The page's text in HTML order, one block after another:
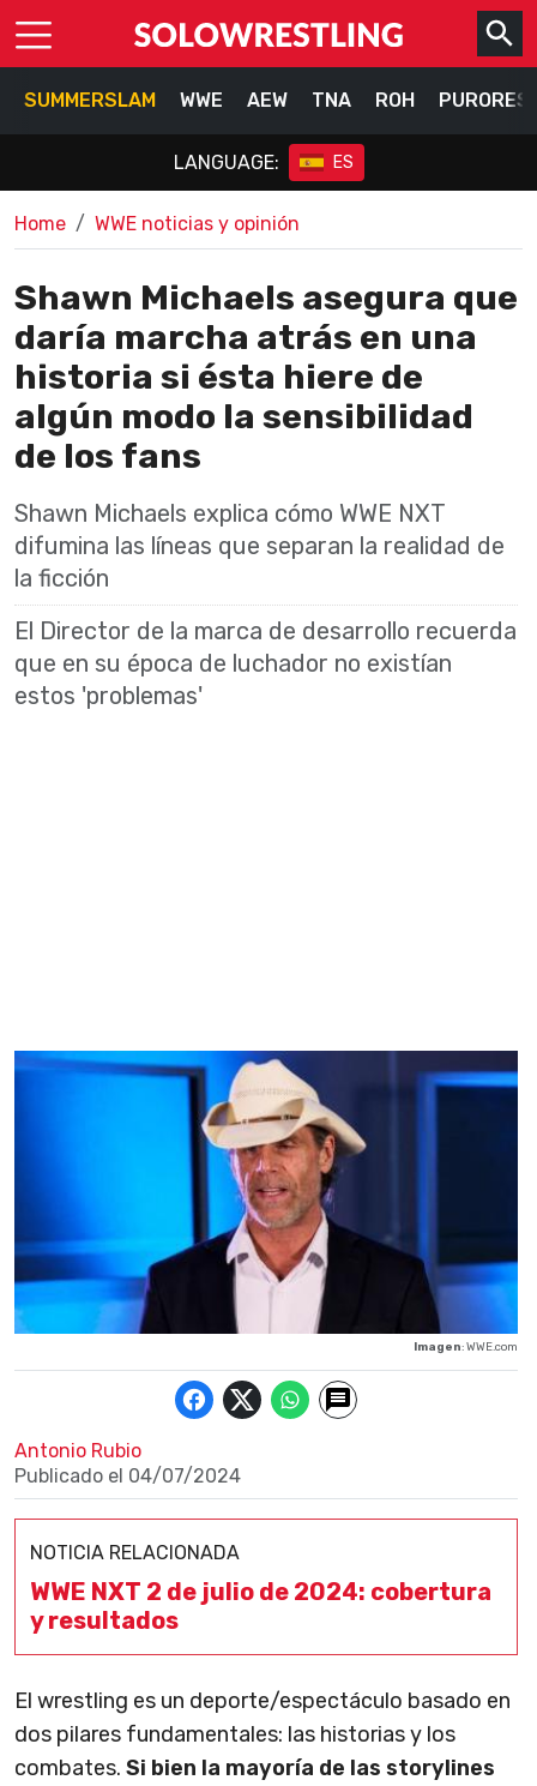
SUMMERSLAM WWE AEW TNA ROH
LANGUAGE: ES
Home WWE noticias y opinión
Shawn Michaels asegura que
daría marcha atrás en una
historia si ésta hiere de
algún modo la sensibilidad
de los fans
Shawn Michaels explica cómo WWE NXT
difumina las líneas que separan la realidad de
la ficción
El Director de la marca de desarrollo recuerda
que en su época de luchador no existían
estos 'problemas'
Imagen: WWE.com
Antonio Rubio
Publicado el 04/07/2024
NOTICIA RELACIONADA
WWE NXT 2 de julio de 2024: cobertura
y resultados
El wrestling es un deporte/espectáculo basado en
dos pilares fundamentales: las historias y los
combates. Si bien la mayoría de las storylines